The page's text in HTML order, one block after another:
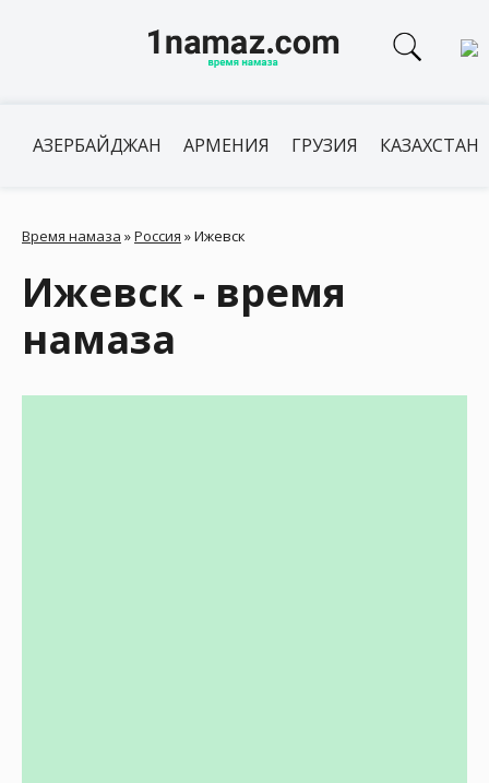
АЗЕРБАЙДЖАН АРМЕНИЯ ГРУЗИЯ КАЗАХСТАН
Время намаза »Россия »Ижевск
Ижевск - время
намаза